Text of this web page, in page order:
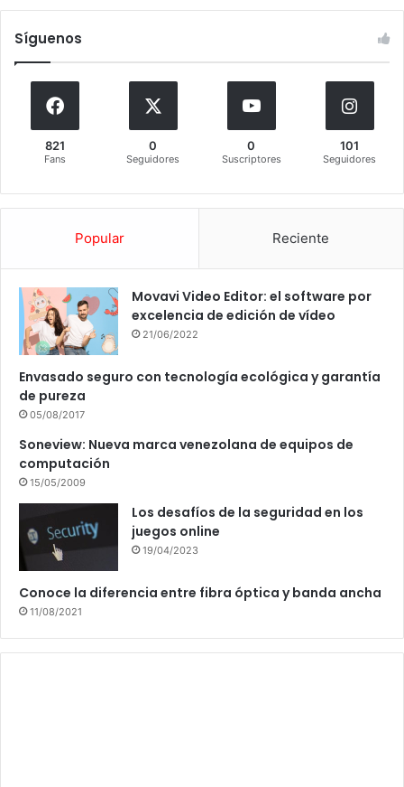
Síguenos
821
Fans
0
Seguidores
0
Suscriptores
101
Seguidores
Popular Reciente
Movavi Video Editor: el software por
excelencia de edición de vídeo
21/06/2022
Envasado seguro con tecnología ecológica y garantía
de pureza
05/08/2017
Soneview: Nueva marca venezolana de equipos de
computación
15/05/2009
Los desafíos de la seguridad en los
juegos online
19/04/2023
Conoce la diferencia entre fibra óptica y banda ancha
11/08/2021